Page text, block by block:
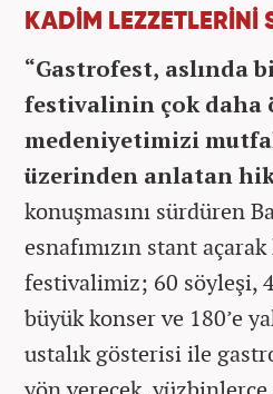
KADİM LEZZETLERİNİ
“Gastrofest, aslında
festivalinin çok daha
medeniyetimizi
üzerinden anlatan
konuşmasını sürdüren
esnafımızın stant
festivalimiz; 60 söyleşi,
büyük konser ve 180’e
ustalık gösterisi ile